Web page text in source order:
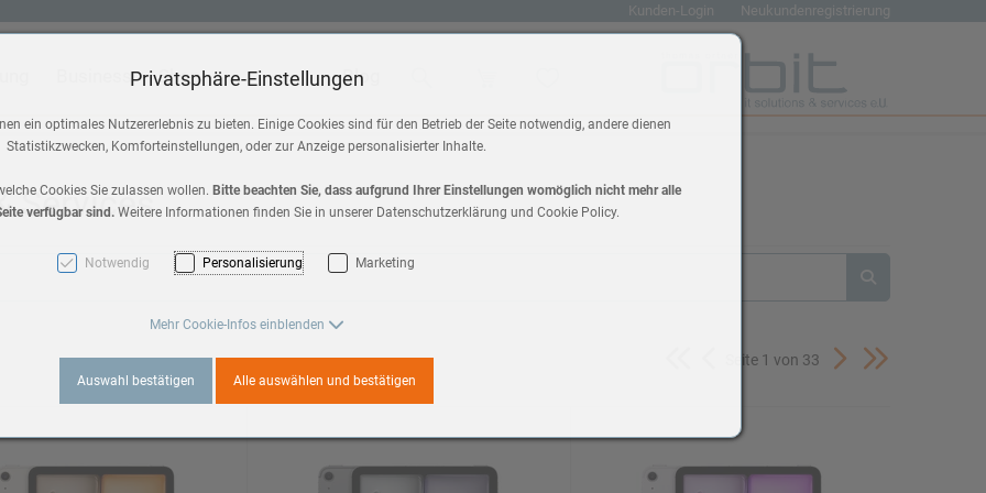
Kunden-Login Neukundenregistrierung
Business Shop
2
Max 2
Blog
Services
Seite 1 von 33
Privatsphäre-Einstellungen
ein optimales Nutzererlebnis zu bieten. Einige Cookies sind für den Betrieb der Seite notwendig, andere dienen
Statistikzwecken, Komforteinstellungen, oder zur Anzeige personalisierter Inhalte.
Cookies Sie zulassen wollen. Bitte beachten Sie, dass aufgrund Ihrer Einstellungen womöglich nicht mehr alle
verfügbar sind. Weitere Informationen finden Sie in unserer Datenschutzerklärung und Cookie Policy.
Notwendig Personalisierung Marketing
Mehr Cookie-Infos einblenden
Auswahl bestätigen Alle auswählen und bestätigen